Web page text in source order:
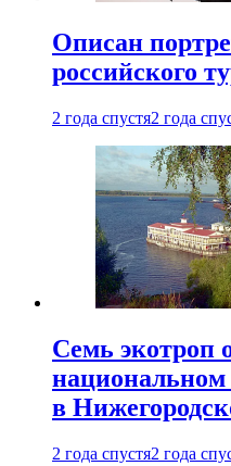
Описан
российского
2 года спустя2 года
Семь экотроп
национальном
в
2 года спустя2 года